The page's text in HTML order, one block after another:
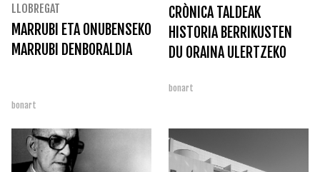
LLOBREGAT
MARRUBI ETA ONUBENSEKO
MARRUBI DENBORALDIA
bonart
CRÒNICA TALDEAK
HISTORIA BERRIKUSTEN
DU ORAINA ULERTZEKO
bonart